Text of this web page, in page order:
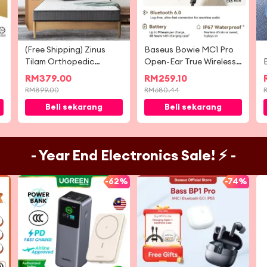
(Free Shipping) Zinus
Tilam Orthopedic
Support Spring Mattress
8'' (10 Years Warranty)
RM 379.00
RM899.00
Beli sekarang
Baseus Bowie MC1 Pro
Open-Ear True Wireless
Earbuds Bluetooth 6.0
Earphone
RM 259.10
RM680.44
Beli sekarang
- Year End Electronics Sale! ⚡ -
-62% -74%